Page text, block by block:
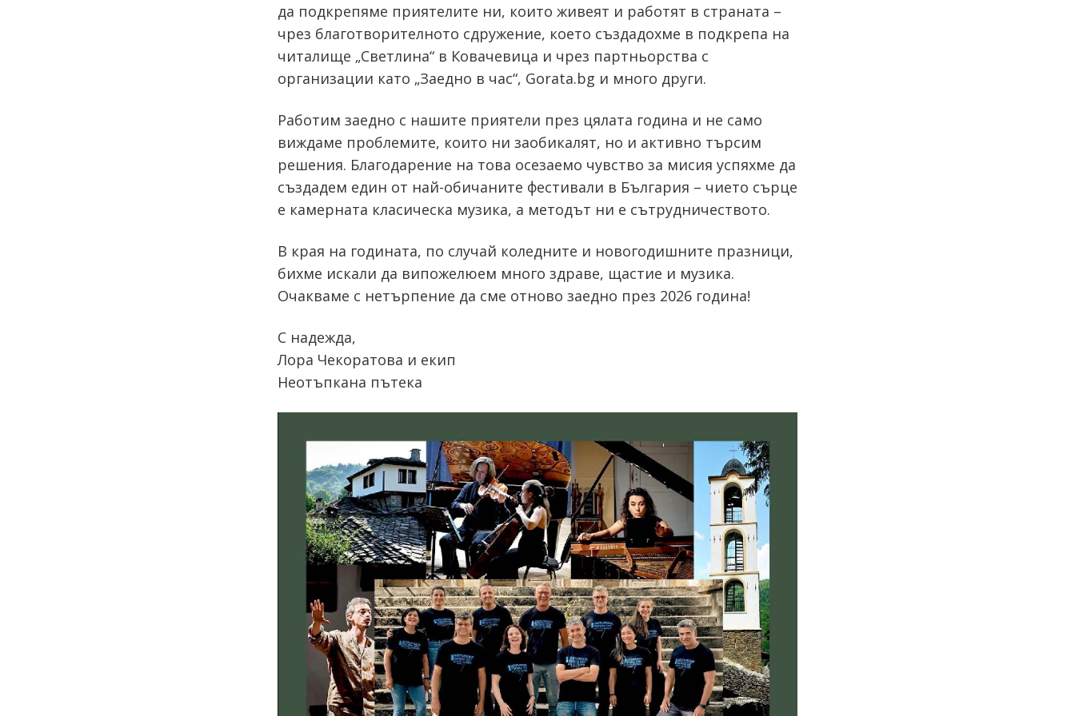
да подкрепяме приятелите ни, които живеят и работят в страната –
чрез благотворителното сдружение, което създадохме в подкрепа на
читалище „Светлина“ в Ковачевица и чрез партньорства с
организации като „Заедно в час“, Gorata.bg и много други.
Работим заедно с нашите приятели през цялата година и не само
виждаме проблемите, които ни заобикалят, но и активно търсим
решения. Благодарение на това осезаемо чувство за мисия успяхме да
създадем един от най-обичаните фестивали в България – чието сърце
е камерната класическа музика, а методът ни е сътрудничеството.
В края на годината, по случай коледните и новогодишните празници,
бихме искали да випожелюем много здраве, щастие и музика.
Очакваме с нетърпение да сме отново заедно през 2026 година!
С надежда,
Лора Чекоратова и екип
Неотъпкана пътека